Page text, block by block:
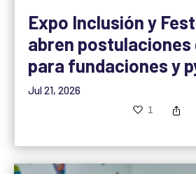
Expo Inclusión y
abren
para fundaciones y
Jul 21, 2026
1